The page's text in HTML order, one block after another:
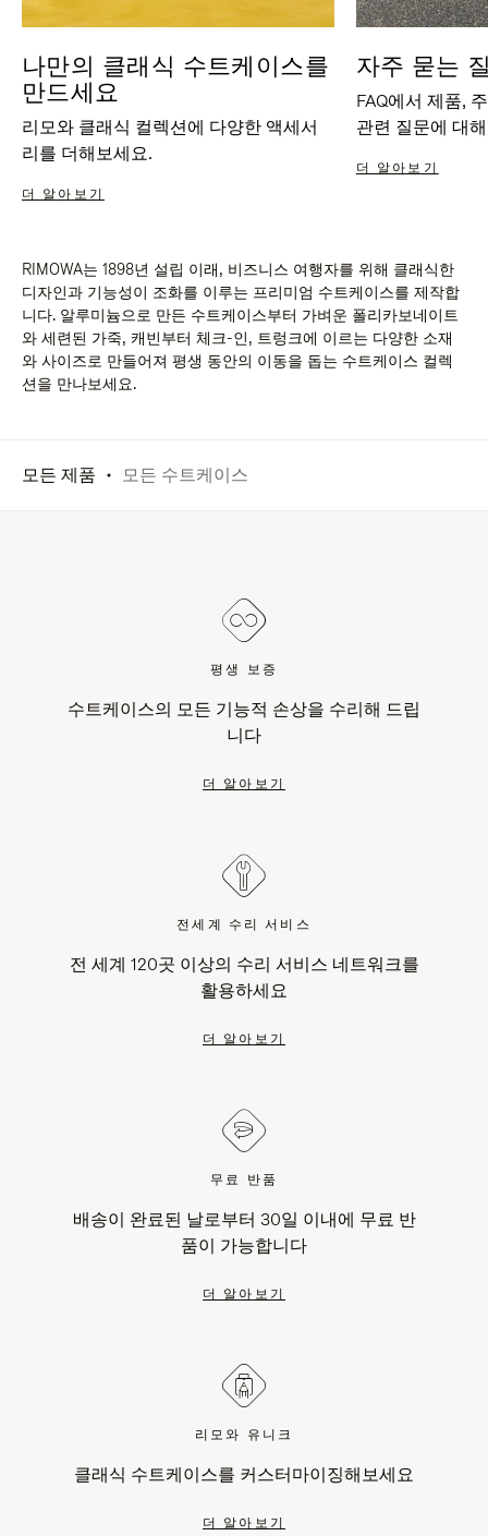
나만의 클래식 수트케이스를
만드세요
리모와 클래식 컬렉션에 다양한 액세서
리를 더해보세요.
더 알아보기
자주 묻는
FAQ에서 제품,
관련 질문에 대
더 알아보기
RIMOWA는 1898년 설립 이래, 비즈니스 여행자를 위해 클래식한
디자인과 기능성이 조화를 이루는 프리미엄 수트케이스를 제작합
니다. 알루미늄으로 만든 수트케이스부터 가벼운 폴리카보네이트
와 세련된 가죽, 캐빈부터 체크-인, 트렁크에 이르는 다양한 소재
와 사이즈로 만들어져 평생 동안의 이동을 돕는 수트케이스 컬렉
션을 만나보세요.
모든 제품 모든 수트케이스
평생 보증
수트케이스의 모든 기능적 손상을 수리해 드립
니다
더 알아보기
전세계 수리 서비스
전 세계 120곳 이상의 수리 서비스 네트워크를
활용하세요
더 알아보기
무료 반품
배송이 완료된 날로부터 30일 이내에 무료 반
품이 가능합니다
더 알아보기
리모와 유니크
클래식 수트케이스를 커스터마이징해보세요
더 알아보기